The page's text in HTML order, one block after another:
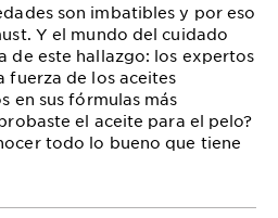
son imbatibles y por eso
Y el mundo del cuidado
de este hallazgo: los expertos
fuerza de los aceites
en sus fórmulas más
el aceite para el pelo?
todo lo bueno que tiene